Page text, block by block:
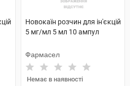
Новокаїн розчин для ін'єкцій
5 мг/мл 5 мл 10 ампул
Фармасел
Немає в наявності